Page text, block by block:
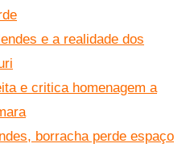
e a realidade dos
e critica homenagem a
borracha perde espaço